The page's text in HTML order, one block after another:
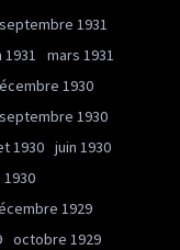
septembre 1931
1931
mars 1931
1930
septembre 1930
1930 juin 1930
1929
octobre 1929